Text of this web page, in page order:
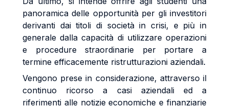
panoramica delle opportunità per gli investitori
derivanti dai titoli di società in crisi, e più in
generale dalla capacità di utilizzare operazioni
e procedure straordinarie per portare a
termine efficacemente ristrutturazioni aziendali.
Vengono prese in considerazione, attraverso il
continuo ricorso a casi aziendali ed a
riferimenti alle notizie economiche e finanziarie